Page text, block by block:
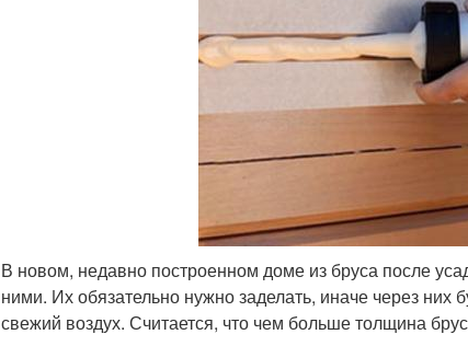
В новом, недавно построенном доме из бруса после
ними. Их обязательно нужно заделать, иначе через них
свежий воздух. Считается, что чем больше толщина